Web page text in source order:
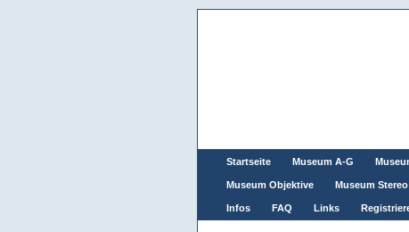
Startseite Museum A-G
Museum Objektive Museum Stereo
Infos FAQ Links